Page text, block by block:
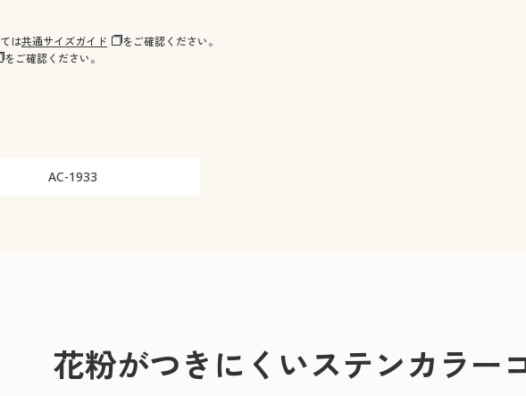
は共通サイズガイド
をご確認ください。
をご確認ください。
AC-1933
花粉がつきにくいステンカラー